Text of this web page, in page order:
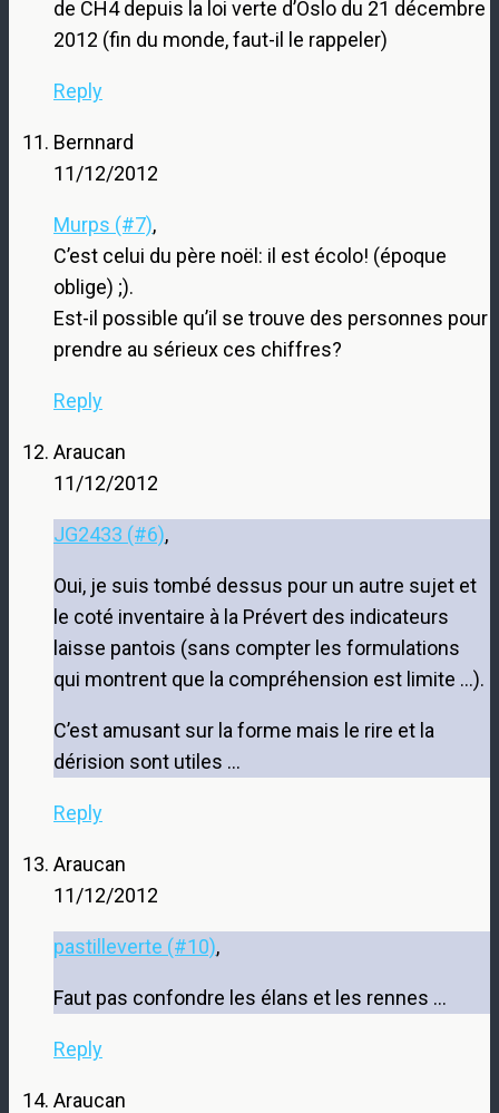
de CH4 depuis la loi verte d’Oslo du 21 décembre
2012 (fin du monde, faut-il le rappeler)
Reply
Bernnard
11/12/2012
Murps (#7),
C’est celui du père noël: il est écolo! (époque
oblige) ;).
Est-il possible qu’il se trouve des personnes pour
prendre au sérieux ces chiffres?
Reply
Araucan
11/12/2012
JG2433 (#6),
Oui, je suis tombé dessus pour un autre sujet et
le coté inventaire à la Prévert des indicateurs
laisse pantois (sans compter les formulations
qui montrent que la compréhension est limite …).
C’est amusant sur la forme mais le rire et la
dérision sont utiles …
Reply
Araucan
11/12/2012
pastilleverte (#10),
Faut pas confondre les élans et les rennes …
Reply
Araucan